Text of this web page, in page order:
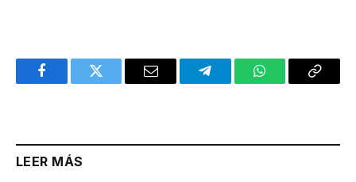
FacebookTwitter Email TelegramWhatsAppCopy
LEER MÁS